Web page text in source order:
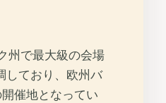
州で最大級の会場
しており、欧州バ
催地となってい